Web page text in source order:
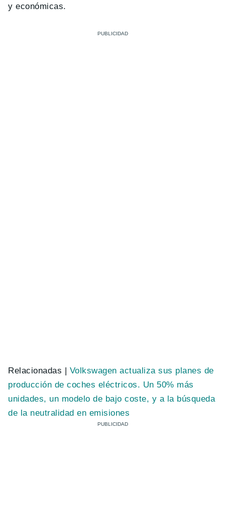
y económicas.
Relacionadas | Volkswagen actualiza sus planes de
producción de coches eléctricos. Un 50% más
unidades, un modelo de bajo coste, y a la búsqueda
de la neutralidad en emisiones